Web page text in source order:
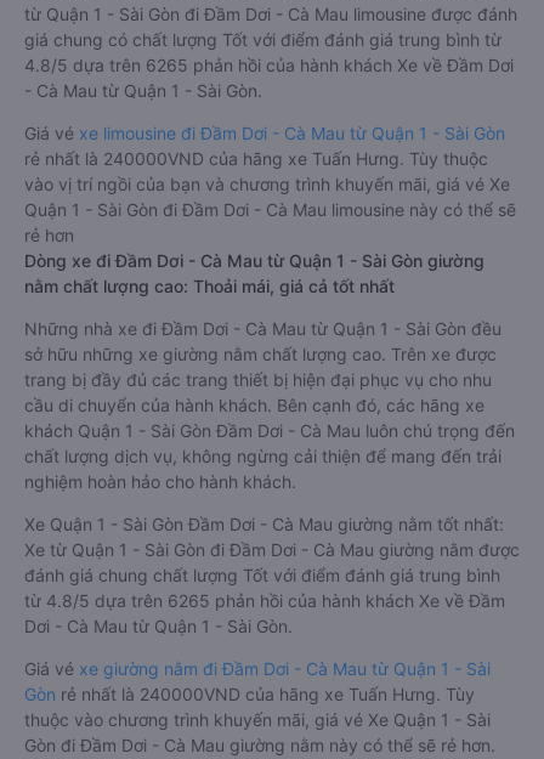
từ Quận 1 - Sài Gòn đi Đầm Dơi - Cà Mau limousine được đánh
giá chung có chất lượng Tốt với điểm đánh giá trung bình từ
4.8/5 dựa trên 6265 phản hồi của hành khách Xe về Đầm Dơi
- Cà Mau từ Quận 1 - Sài Gòn.
Giá vé xe limousine đi Đầm Dơi - Cà Mau từ Quận 1 - Sài Gòn
rẻ nhất là 240000VND của hãng xe Tuấn Hưng. Tùy thuộc
vào vị trí ngồi của bạn và chương trình khuyến mãi, giá vé Xe
Quận 1 - Sài Gòn đi Đầm Dơi - Cà Mau limousine này có thể sẽ
rẻ hơn
Dòng xe đi Đầm Dơi - Cà Mau từ Quận 1 - Sài Gòn giường
nằm chất lượng cao: Thoải mái, giá cả tốt nhất
Những nhà xe đi Đầm Dơi - Cà Mau từ Quận 1 - Sài Gòn đều
sở hữu những xe giường nằm chất lượng cao. Trên xe được
trang bị đầy đủ các trang thiết bị hiện đại phục vụ cho nhu
cầu di chuyển của hành khách. Bên cạnh đó, các hãng xe
khách Quận 1 - Sài Gòn Đầm Dơi - Cà Mau luôn chú trọng đến
chất lượng dịch vụ, không ngừng cải thiện để mang đến trải
nghiệm hoàn hảo cho hành khách.
Xe Quận 1 - Sài Gòn Đầm Dơi - Cà Mau giường nằm tốt nhất:
Xe từ Quận 1 - Sài Gòn đi Đầm Dơi - Cà Mau giường nằm được
đánh giá chung chất lượng Tốt với điểm đánh giá trung bình
từ 4.8/5 dựa trên 6265 phản hồi của hành khách Xe về Đầm
Dơi - Cà Mau từ Quận 1 - Sài Gòn.
Giá vé xe giường nằm đi Đầm Dơi - Cà Mau từ Quận 1 - Sài
Gòn rẻ nhất là 240000VND của hãng xe Tuấn Hưng. Tùy
thuộc vào chương trình khuyến mãi, giá vé Xe Quận 1 - Sài
Gòn đi Đầm Dơi - Cà Mau giường nằm này có thể sẽ rẻ hơn.